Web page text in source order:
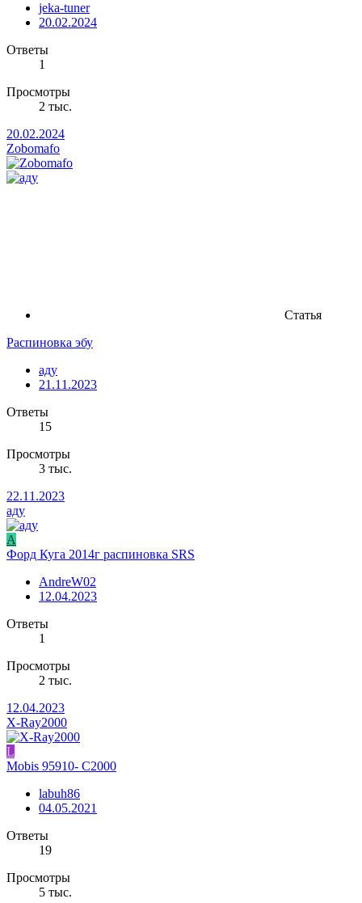
jeka-tuner
20.02.2024
Ответы
1
Просмотры
2 тыс.
20.02.2024
Zobomafo
Статья
Распиновка эбу
аду
21.11.2023
Ответы
15
Просмотры
3 тыс.
22.11.2023
аду
A
Форд Куга 2014г распиновка SRS
AndreW02
12.04.2023
Ответы
1
Просмотры
2 тыс.
12.04.2023
X-Ray2000
L
Mobis 95910- C2000
labuh86
04.05.2021
Ответы
19
Просмотры
5 тыс.